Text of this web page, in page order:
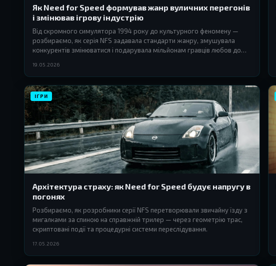
Як Need for Speed формував жанр вуличних перегонів
і змінював ігрову індустрію
Від скромного симулятора 1994 року до культурного феномену —
розбираємо, як серія NFS задавала стандарти жанру, змушувала
конкурентів змінюватися і подарувала мільйонам гравців любов до
19.05.2026
ІГРИ
Архітектура страху: як Need for Speed будує напругу в
погонях
Розбираємо, як розробники серії NFS перетворювали звичайну їзду з
мигалками за спиною на справжній трилер — через геометрію трас,
скриптовані події та процедурні системи переслідування.
17.05.2026